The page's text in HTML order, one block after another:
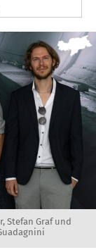
Stefan Graf und